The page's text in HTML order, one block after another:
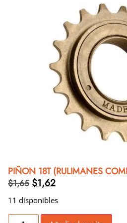
PIÑON 18T (RULIMANES
$1,65 $1,62
11 disponibles